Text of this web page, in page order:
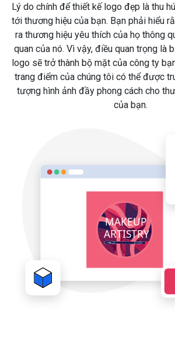
Lý do chính để thiết kế logo đẹp là thu
tới thương hiệu của bạn. Bạn phải hiểu
ra thương hiệu yêu thích của họ thông
quan của nó. Vì vậy, điều quan trọng là
logo sẽ trở thành bộ mặt của công ty
trang điểm của chúng tôi có thể được
tượng hình ảnh đầy phong cách cho
của bạn.